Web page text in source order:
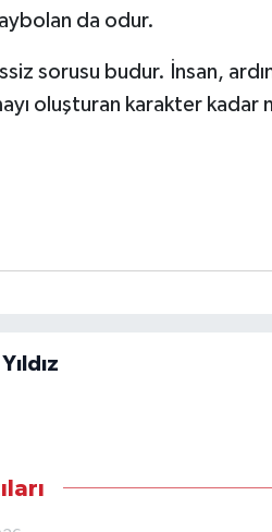
da odur.
sorusu budur. İnsan,
oluşturan karakter kadar